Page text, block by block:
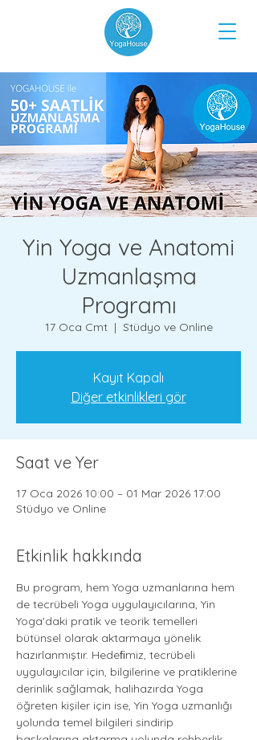
Yin Yoga ve Anatomi
Uzmanlaşma
Programı
17 Oca Cmt
  |
Stüdyo ve Online
Kayıt Kapalı
Diğer etkinlikleri gör
Saat ve Yer
17 Oca 2026 10:00 – 01 Mar 2026 17:00
Stüdyo ve Online
Etkinlik hakkında
Bu program, hem Yoga uzmanlarına hem
de tecrübeli Yoga uygulayıcılarına, Yin
Yoga'daki pratik ve teorik temelleri
bütünsel olarak aktarmaya yönelik
hazırlanmıştır. Hedeﬁmiz, tecrübeli
uygulayıcılar için, bilgilerine ve pratiklerine
derinlik sağlamak, halihazırda Yoga
öğreten kişiler için ise, Yin Yoga uzmanlığı
yolunda temel bilgileri sindirip